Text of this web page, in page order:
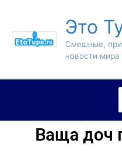
Это
Смешные,
новости мира
Ваща доч